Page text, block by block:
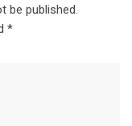
be published.
*